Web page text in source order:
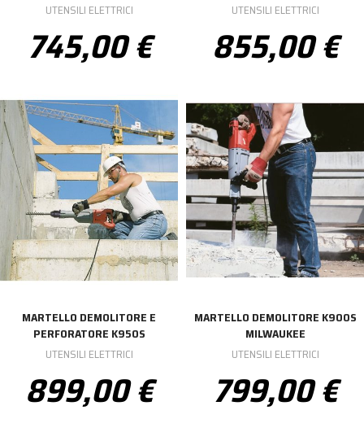
UTENSILI ELETTRICI
745,00 €
UTENSILI ELETTRICI
855,00 €
MARTELLO DEMOLITORE E
PERFORATORE K950S
UTENSILI ELETTRICI
899,00 €
MARTELLO DEMOLITORE K900S
MILWAUKEE
UTENSILI ELETTRICI
799,00 €